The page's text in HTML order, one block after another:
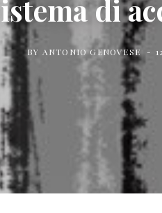
di
BY ANTONIO GENOVESE